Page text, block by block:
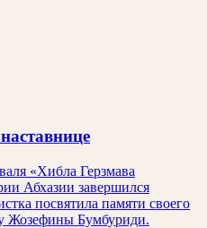
«Хибла Герзмава
Абхазии завершился
посвятила памяти своего
Жозефины Бумбуриди.